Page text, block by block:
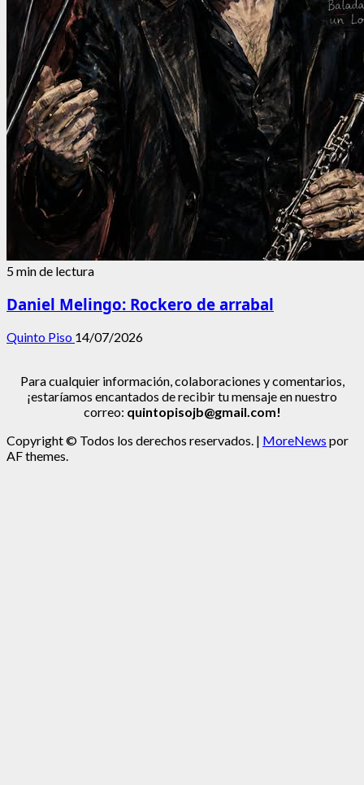
5 min de lectura
Daniel Melingo: Rockero de arrabal
Quinto Piso 14/07/2026
Para cualquier información, colaboraciones y comentarios,
¡estaríamos encantados de recibir tu mensaje en nuestro
correo: quintopisojb@gmail.com!
Copyright © Todos los derechos reservados. | MoreNews por
AF themes.